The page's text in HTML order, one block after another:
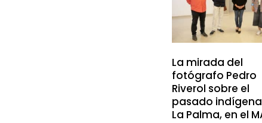
La mirada del
fotógrafo Pedro
Riverol sobre el
pasado
La Palma, en el